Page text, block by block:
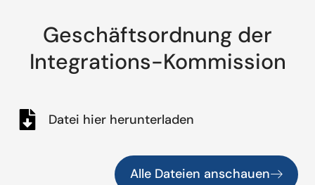
Geschäftsordnung der
Integrations-Kommission
Datei hier herunterladen
Alle Dateien anschauen